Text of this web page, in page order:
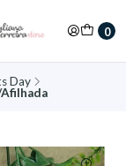
0
Day